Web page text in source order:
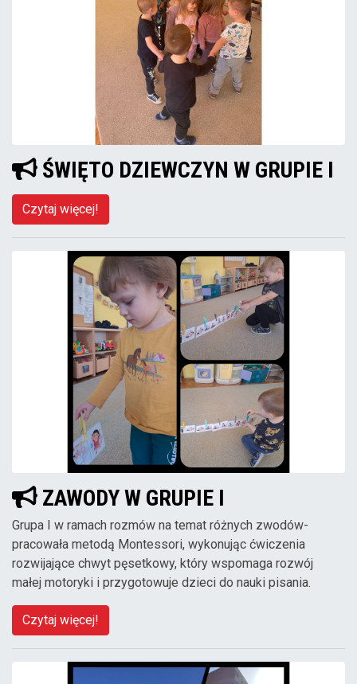
ŚWIĘTO DZIEWCZYN W GRUPIE I
Czytaj więcej!
ZAWODY W GRUPIE I
Grupa I w ramach rozmów na temat różnych zwodów-
pracowała metodą Montessori, wykonując ćwiczenia
rozwijające chwyt pęsetkowy, który wspomaga rozwój
małej motoryki i przygotowuje dzieci do nauki pisania.
Czytaj więcej!